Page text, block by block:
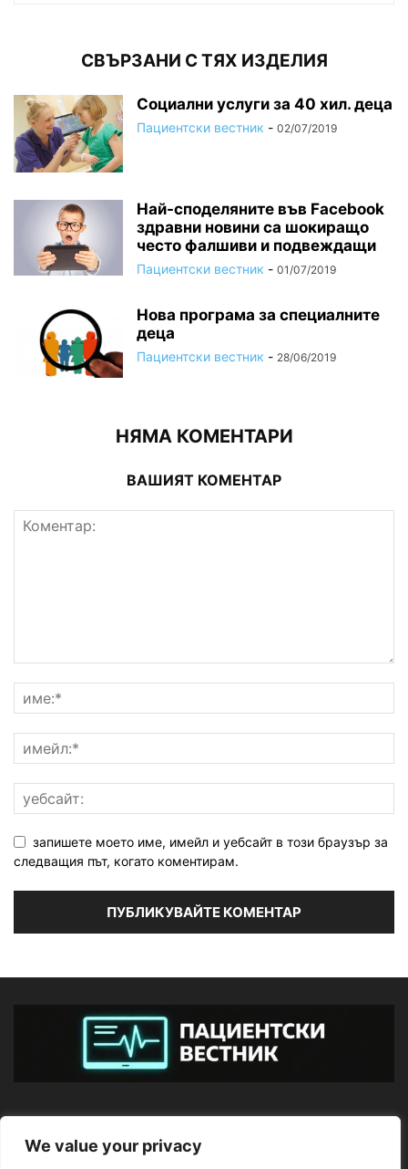
We value your privacy
СВЪРЗАНИ С ТЯХ ИЗДЕЛИЯ
Социални услуги за 40 хил. деца
Пациентски вестник - 02/07/2019
Най-споделяните във Facebook
здравни новини са шокиращо
често фалшиви и подвеждащи
Пациентски вестник - 01/07/2019
Нова програма за специалните
деца
Пациентски вестник - 28/06/2019
НЯМА КОМЕНТАРИ
ВАШИЯТ КОМЕНТАР
запишете моето име, имейл и уебсайт в този браузър за
следващия път, когато коментирам.